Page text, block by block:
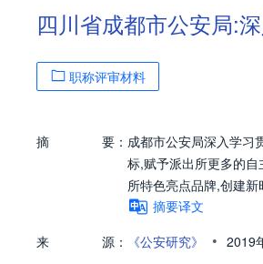
四川省成都市公安局:
职称评审材料
摘 要： 成都市公安局深入学习
标,赋予派出所更多的
所特色亮点品牌,创建
摘要译文
来
源： 《公安研究》 • 2019